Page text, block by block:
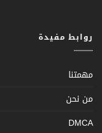
روابط مفيدة
مهمتنا
من نحن
DMCA